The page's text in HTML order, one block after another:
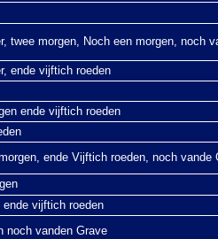
twee morgen, Noch een morgen, noch
ende vijftich roeden
ende vijftich roeden
ende Vijftich roeden, noch
vijftich roeden
noch vanden Grave